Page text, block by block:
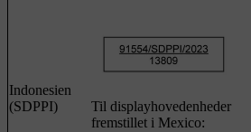
Indonesien
(SDPPI)
Til displayhovedenheder
fremstillet i Mexico: